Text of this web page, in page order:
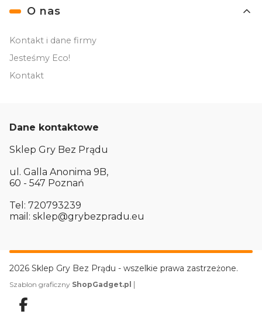
O nas
Kontakt i dane firmy
Jesteśmy Eco!
Kontakt
Dane kontaktowe
Sklep Gry Bez Prądu
ul. Galla Anonima 9B,
60 - 547 Poznań
Tel: 720793239
mail: sklep@grybezpradu.eu
2026 Sklep Gry Bez Prądu - wszelkie prawa zastrzeżone.
Szablon graficzny ShopGadget.pl |